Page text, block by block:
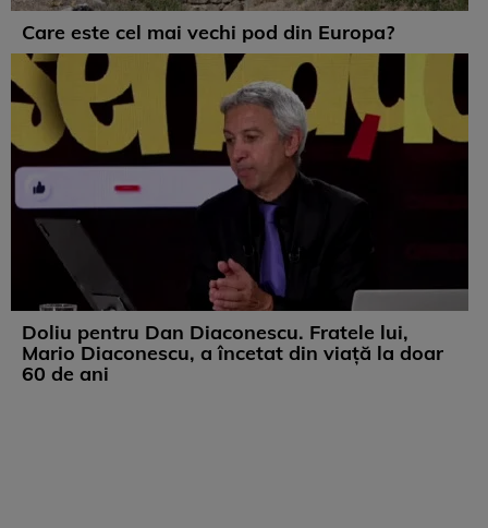
Care este cel mai vechi pod din Europa?
Doliu pentru Dan Diaconescu. Fratele lui,
Mario Diaconescu, a încetat din viață la doar
60 de ani